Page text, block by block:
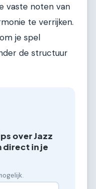
vaste noten van
te verrijken.
je spel
de structuur
over Jazz
direct in je